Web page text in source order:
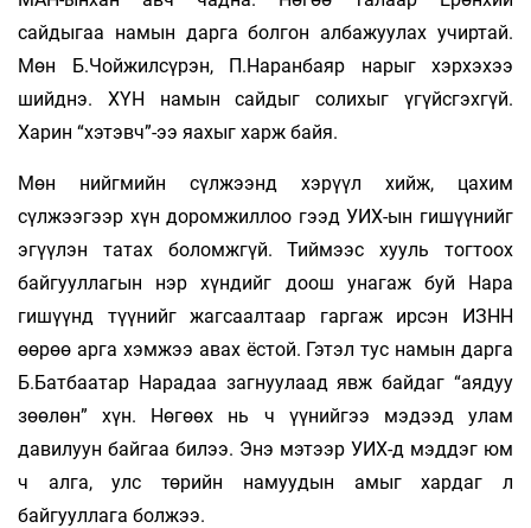
сайдыгаа намын дарга болгон албажуулах учиртай.
Мөн Б.Чойжилсүрэн, П.Наранбаяр нарыг хэрхэхээ
шийднэ. ХҮН намын сайдыг солихыг үгүйсгэхгүй.
Харин “хэтэвч”-ээ яахыг харж байя.
Мөн нийгмийн сүлжээнд хэрүүл хийж, цахим
сүлжээгээр хүн доромжиллоо гээд УИХ-ын гишүүнийг
эгүүлэн татах боломжгүй. Тиймээс хууль тогтоох
байгууллагын нэр хүндийг доош унагаж буй Нара
гишүүнд түүнийг жагсаалтаар гаргаж ирсэн ИЗНН
өөрөө арга хэмжээ авах ёстой. Гэтэл тус намын дарга
Б.Батбаатар Нарадаа загнуулаад явж байдаг “аядуу
зөөлөн” хүн. Нөгөөх нь ч үүнийгээ мэдээд улам
давилуун байгаа билээ. Энэ мэтээр УИХ-д мэддэг юм
ч алга, улс төрийн намуудын амыг хардаг л
байгууллага болжээ.